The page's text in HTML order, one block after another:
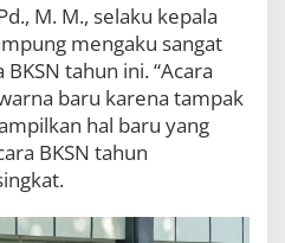
M. M., selaku kepala
mengaku sangat
tahun ini. “Acara
baru karena tampak
hal baru yang
BKSN tahun